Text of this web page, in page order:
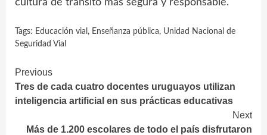
cultura de tránsito más segura y responsable.
Tags: Educación vial , Enseñanza pública, Unidad Nacional de
Seguridad Vial
Continue
Reading
Previous
Tres de cada cuatro docentes uruguayos utilizan
inteligencia artificial en sus prácticas educativas
Next
Más de 1.200 escolares de todo el país disfrutaron